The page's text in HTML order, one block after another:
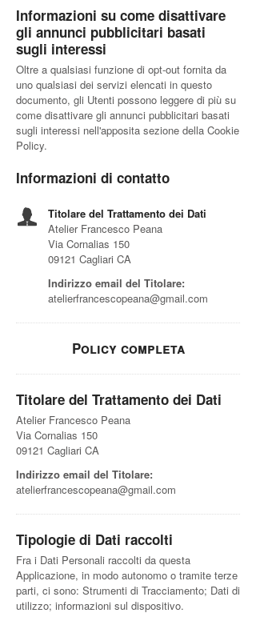
Informazioni su come disattivare
gli annunci pubblicitari basati
sugli interessi
Oltre a qualsiasi funzione di opt-out fornita da
uno qualsiasi dei servizi elencati in questo
documento, gli Utenti possono leggere di più su
come disattivare gli annunci pubblicitari basati
sugli interessi nell'apposita sezione della Cookie
Policy.
Informazioni di contatto
Titolare del Trattamento dei Dati
Atelier Francesco Peana
Via Cornalias 150
09121 Cagliari CA
Indirizzo email del Titolare:
atelierfrancescopeana@gmail.com
Policy completa
Titolare del Trattamento dei Dati
Atelier Francesco Peana
Via Cornalias 150
09121 Cagliari CA
Indirizzo email del Titolare:
atelierfrancescopeana@gmail.com
Tipologie di Dati raccolti
Fra i Dati Personali raccolti da questa
Applicazione, in modo autonomo o tramite terze
parti, ci sono: Strumenti di Tracciamento; Dati di
utilizzo; informazioni sul dispositivo.